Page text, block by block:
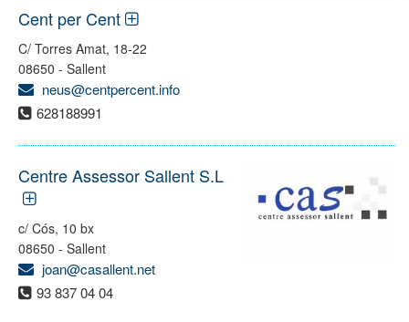
Cent per Cent
C/ Torres Amat, 18-22
08650 - Sallent
neus@centpercent.info
628188991
Centre Assessor Sallent S.L
c/ Cós, 10 bx
08650 - Sallent
joan@casallent.net
93 837 04 04